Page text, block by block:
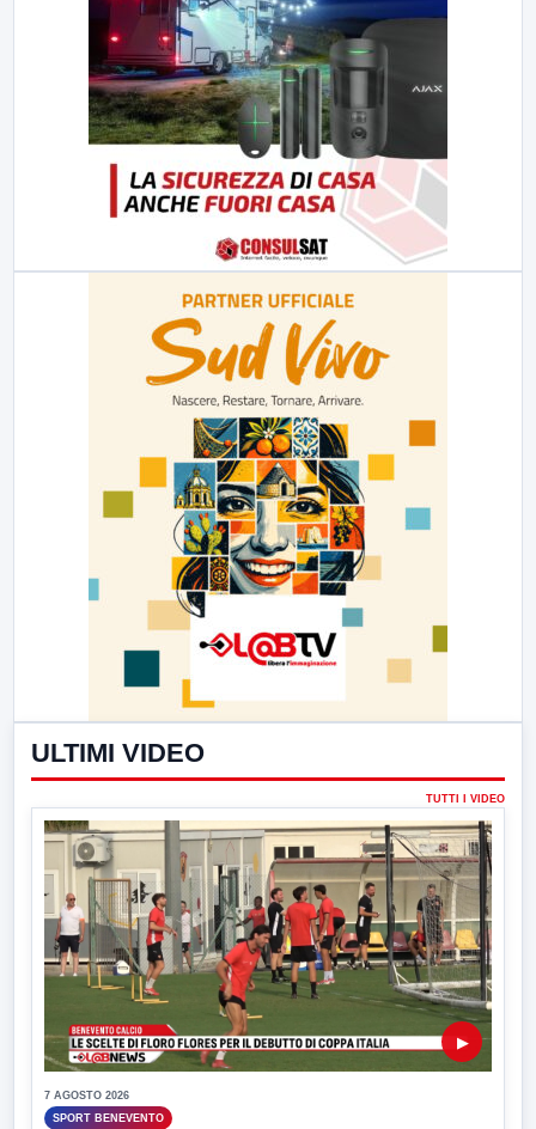
ULTIMI VIDEO
TUTTI I VIDEO
▶
7 AGOSTO 2026
SPORT BENEVENTO